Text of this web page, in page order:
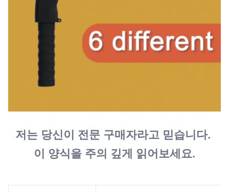
저는 당신이 전문 구매자라고 믿습니다.
이 양식을 주의 깊게 읽어보세요.